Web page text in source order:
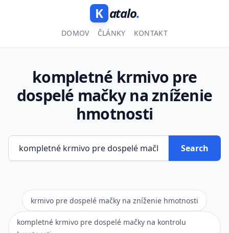
K atalo.
DOMOV ČLÁNKY KONTAKT
kompletné krmivo pre
dospelé mačky na zníženie
hmotnosti
Search
krmivo pre dospelé mačky na zníženie hmotnosti
kompletné krmivo pre dospelé mačky na kontrolu